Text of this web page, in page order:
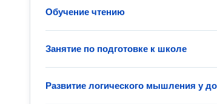
Обучение чтению
Занятие по подготовке к школе
Развитие логического мышления у